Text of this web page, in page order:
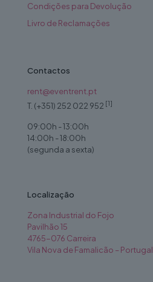
Condições para Devolução
Livro de Reclamações
Contactos
rent@eventrent.pt
T. (+351) 252 022 952 [1]
09:00h - 13:00h
14:00h - 18:00h
(segunda a sexta)
Localização
Zona Industrial do Fojo
Pavilhão 15
4765-076 Carreira
Vila Nova de Famalicão – Portugal